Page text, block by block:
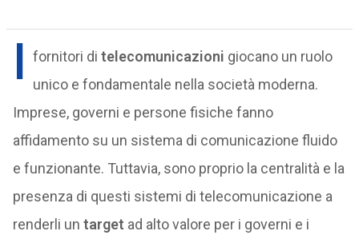
I fornitori di telecomunicazioni giocano un ruolo
unico e fondamentale nella società moderna.
Imprese, governi e persone fisiche fanno
affidamento su un sistema di comunicazione fluido
e funzionante. Tuttavia, sono proprio la centralità e la
presenza di questi sistemi di telecomunicazione a
renderli un target ad alto valore per i governi e i